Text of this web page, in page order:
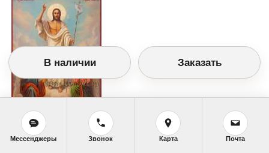
Православный календарь
<<Суббота, 27 Апреля (14 Апреля по старому
В наличии Заказать
Мессенджеры Звонок Карта Почта